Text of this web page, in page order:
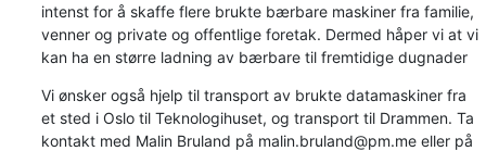
intenst for å skaffe flere brukte bærbare maskiner fra familie,
venner og private og offentlige foretak. Dermed håper vi at vi
kan ha en større ladning av bærbare til fremtidige dugnader
Vi ønsker også hjelp til transport av brukte datamaskiner fra
et sted i Oslo til Teknologihuset, og transport til Drammen. Ta
kontakt med Malin Bruland på malin.bruland@pm.me eller på